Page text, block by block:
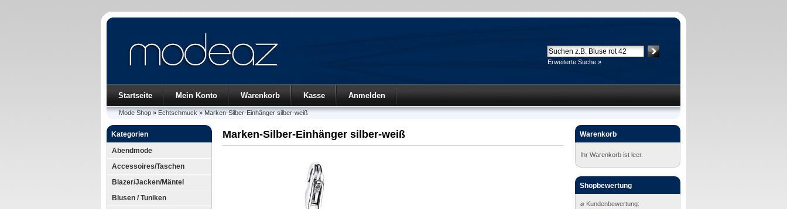
Erweiterte Suche »
Startseite Mein Konto Warenkorb Kasse Anmelden
Mode Shop»Echtschmuck»Marken-Silber-Einhänger silber-weiß
Kategorien
Abendmode
Accessoires/Taschen
Blazer/Jacken/Mäntel
Blusen / Tuniken
Marken-Silber-Einhänger silber-weiß Warenkorb
Ihr Warenkorb ist leer.
Shopbewertung
⌀ Kundenbewertung: